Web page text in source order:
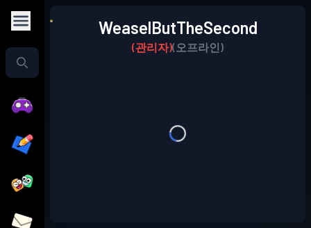
WeaselButTheSecond
(관리자)(오프라인)